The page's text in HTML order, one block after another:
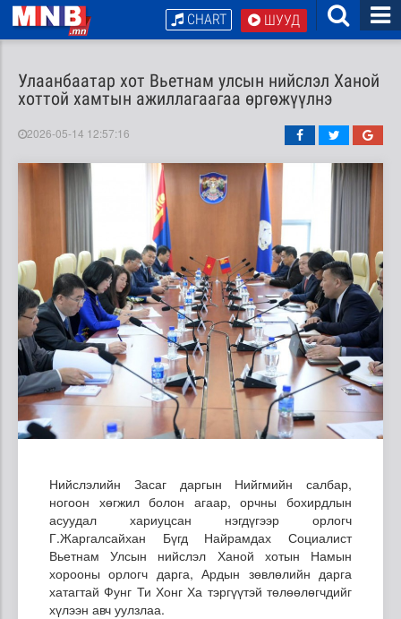
ШУУД
CHART
Улаанбаатар хот Вьетнам улсын нийслэл Ханой
хоттой хамтын ажиллагаагаа өргөжүүлнэ
2026-05-14 12:57:16
Нийслэлийн Засаг даргын Нийгмийн салбар,
ногоон хөгжил болон агаар, орчны бохирдлын
асуудал хариуцсан нэгдүгээр орлогч
Г.Жаргалсайхан Бүгд Найрамдах Социалист
Вьетнам Улсын нийслэл Ханой хотын Намын
хорооны орлогч дарга, Ардын зөвлөлийн дарга
хатагтай Фунг Ти Хонг Ха тэргүүтэй төлөөлөгчдийг
хүлээн авч уулзлаа.